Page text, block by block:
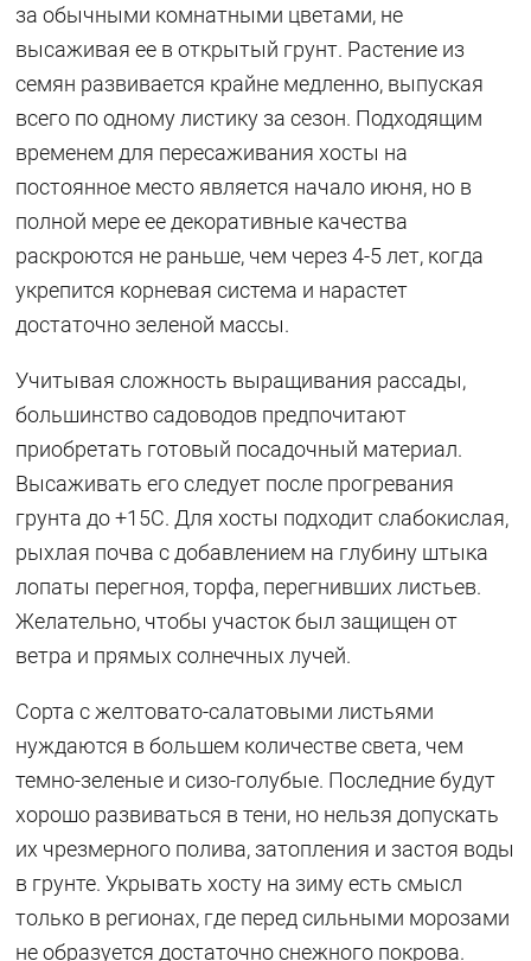
за обычными комнатными цветами, не
высаживая ее в открытый грунт. Растение из
семян развивается крайне медленно, выпуская
всего по одному листику за сезон. Подходящим
временем для пересаживания хосты на
постоянное место является начало июня, но в
полной мере ее декоративные качества
раскроются не раньше, чем через 4-5 лет, когда
укрепится корневая система и нарастет
достаточно зеленой массы.
Учитывая сложность выращивания рассады,
большинство садоводов предпочитают
приобретать готовый посадочный материал.
Высаживать его следует после прогревания
грунта до +15C. Для хосты подходит слабокислая,
рыхлая почва с добавлением на глубину штыка
лопаты перегноя, торфа, перегнивших листьев.
Желательно, чтобы участок был защищен от
ветра и прямых солнечных лучей.
Сорта с желтовато-салатовыми листьями
нуждаются в большем количестве света, чем
темно-зеленые и сизо-голубые. Последние будут
хорошо развиваться в тени, но нельзя допускать
их чрезмерного полива, затопления и застоя воды
в грунте. Укрывать хосту на зиму есть смысл
только в регионах, где перед сильными морозами
не образуется достаточно снежного покрова.